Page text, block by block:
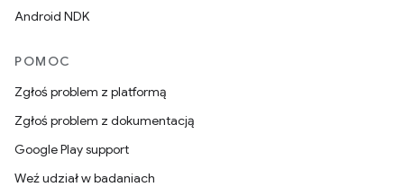
Android NDK
POMOC
Zgłoś problem z platformą
Zgłoś problem z dokumentacją
Google Play support
Weź udział w badaniach